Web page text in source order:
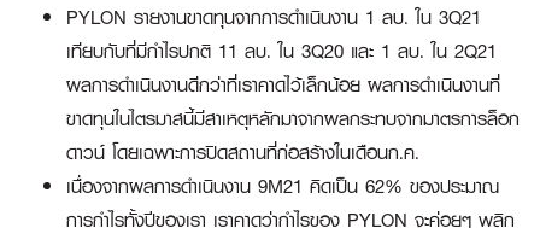
PYLON รายงานขาดทุนจากการดำเนินงาน 1 ลบ. ใน 3Q21
เทียบกับที่มีกำไรปกติ 11 ลบ. ใน 3Q20 และ 1 ลบ. ใน 2Q21
ผลการดำเนินงานดีกว่าที่เราคาดไว้เล็กน้อย ผลการดำเนินงานที่
ขาดทุนในไตรมาสนี้มีสาเหตุหลักมาจากผลกระทบจากมาตรการล็อก
ดาวน์ โดยเฉพาะการปิดสถานที่ก่อสร้างในเดือนก.ค.
เนื่องจากผลการดำเนินงาน 9M21 คิดเป็น 62% ของประมาณ
การกำไรทั้งปีของเรา เราคาดว่ากำไรของ PYLON จะค่อยๆ พลิก